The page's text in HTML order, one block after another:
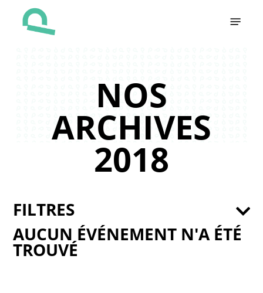
NOS
ARCHIVES
2018
AUCUN ÉVÉNEMENT N'A ÉTÉ
TROUVÉ
FILTRES